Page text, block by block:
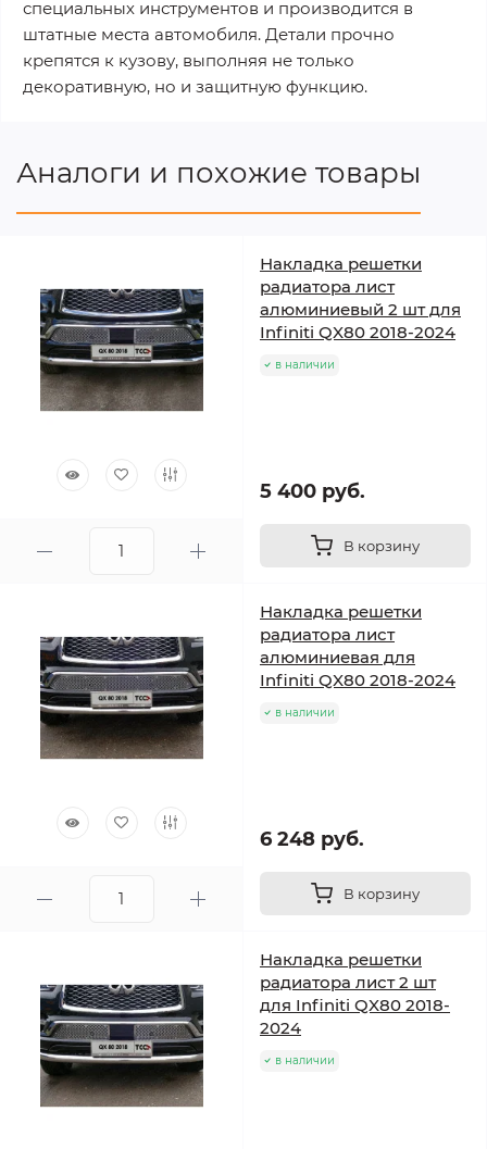
специальных инструментов и производится в
штатные места автомобиля. Детали прочно
крепятся к кузову, выполняя не только
декоративную, но и защитную функцию.
Аналоги и похожие товары
Накладка решетки
радиатора лист
алюминиевый 2 шт для
Infiniti QX80 2018-2024
в наличии
5 400 руб.
В корзину
Накладка решетки
радиатора лист
алюминиевая для
Infiniti QX80 2018-2024
в наличии
6 248 руб.
В корзину
Накладка решетки
радиатора лист 2 шт
для Infiniti QX80 2018-
2024
в наличии